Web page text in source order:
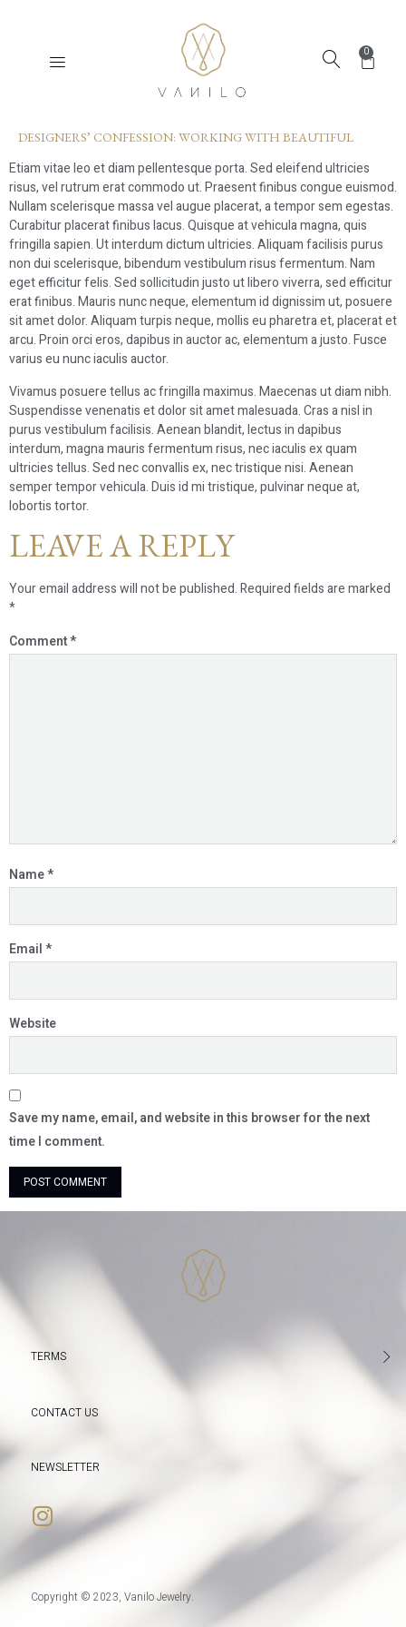
0
DESIGNERS’ CONFESSION: WORKING WITH BEAUTIFUL
Etiam vitae leo et diam pellentesque porta. Sed eleifend ultricies
risus, vel rutrum erat commodo ut. Praesent finibus congue euismod.
Nullam scelerisque massa vel augue placerat, a tempor sem egestas.
Curabitur placerat finibus lacus. Quisque at vehicula magna, quis
fringilla sapien. Ut interdum dictum ultricies. Aliquam facilisis purus
non dui scelerisque, bibendum vestibulum risus fermentum. Nam
eget efficitur felis. Sed sollicitudin justo ut libero viverra, sed efficitur
erat finibus. Mauris nunc neque, elementum id dignissim ut, posuere
sit amet dolor. Aliquam turpis neque, mollis eu pharetra et, placerat et
arcu. Proin orci eros, dapibus in auctor ac, elementum a justo. Fusce
varius eu nunc iaculis auctor.
Vivamus posuere tellus ac fringilla maximus. Maecenas ut diam nibh.
Suspendisse venenatis et dolor sit amet malesuada. Cras a nisl in
purus vestibulum facilisis. Aenean blandit, lectus in dapibus
interdum, magna mauris fermentum risus, nec iaculis ex quam
ultricies tellus. Sed nec convallis ex, nec tristique nisi. Aenean
semper tempor vehicula. Duis id mi tristique, pulvinar neque at,
lobortis tortor.
LEAVE A REPLY
Your email address will not be published.Required fields are marked
*
Comment*
Name*
Email*
Website
Save my name, email, and website in this browser for the next
time I comment.
TERMS
CONTACT US
NEWSLETTER
Copyright © 2023, Vanilo Jewelry.